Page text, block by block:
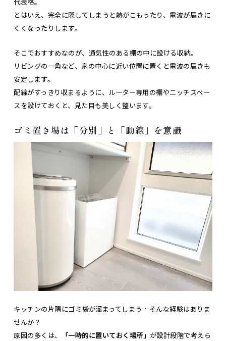
とはいえ、完全に隠してしまうと熱がこもったり、電波が届きに
くくなったりします。
そこでおすすめなのが、通気性のある棚の中に設ける収納。
リビングの一角など、家の中心に近い位置に置くと電波の届きも
安定します。
配線がすっきり収まるように、ルーター専用の棚やニッチスペー
スを設けておくと、見た目も美しく整います。
ゴミ置き場は「分別」と「動線」を意識
キッチンの片隅にゴミ袋が溜まってしまう…そんな経験はありま
せんか？
原因の多くは、
「一時的に置いておく場所」 が設計段階で考えら